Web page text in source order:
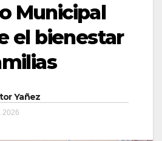
Municipal
el bienestar
Yañez
2026